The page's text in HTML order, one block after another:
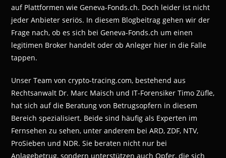
auf Plattformen wie Geneva-Fonds.ch. Doch leider ist nicht
jeder Anbieter seriös. In diesem Blogbeitrag gehen wir der
Frage nach, ob es sich bei Geneva-Fonds.ch um einen
legitimen Broker handelt oder ob Anleger hier in die Falle
tappen.
Unser Team von crypto-tracing.com, bestehend aus
Rechtsanwalt Dr. Marc Maisch und IT-Forensiker Timo Züfle,
hat sich auf die Beratung von Betrugsopfern in diesem
Bereich spezialisiert. Beide sind häufig als Experten im
Fernsehen zu sehen, unter anderem bei ARD, ZDF, NTV,
ProSieben und NDR. Sie beraten nicht nur bei
Anlagebetrug, sondern unterstützen auch Opfer, die sich